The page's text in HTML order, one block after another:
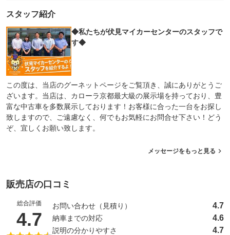
スタッフ紹介
◆私たちが伏見マイカーセンターのスタッフで
す◆
この度は、当店のグーネットページをご覧頂き、誠にありがとうご
ざいます。当店は、カローラ京都最大級の展示場を持っており、豊
富な中古車を多数展示しております！お客様に合った一台をお探し
致しますので、ご遠慮なく、何でもお気軽にお問合せ下さい！どう
ぞ、宜しくお願い致します。
メッセージをもっと見る
販売店の口コミ
総合評価
4.7 （5点満点中）
お問い合わせ（見積り） 4.7
納車までの対応 4.6
説明の分かりやすさ 4.7